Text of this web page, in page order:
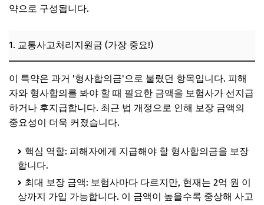
약으로 구성됩니다.
1. 교통사고처리지원금 (가장 중요!)
이 특약은 과거 '형사합의금'으로 불렸던 항목입니다. 피해
자와 형사합의를 봐야 할 때 필요한 금액을 보험사가 선지급
하거나 후지급합니다. 최근 법 개정으로 인해 보장 금액의
중요성이 더욱 커졌습니다.
핵심 역할: 피해자에게 지급해야 할 형사합의금을 보장
합니다.
최대 보장 금액: 보험사마다 다르지만, 현재는 2억 원 이
상까지 가입 가능합니다. 이 금액이 높을수록 중상해 사고